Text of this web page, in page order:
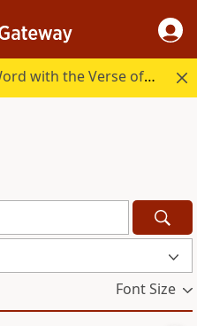
Start your day in God's Word with the Verse of the Day.
Font Size